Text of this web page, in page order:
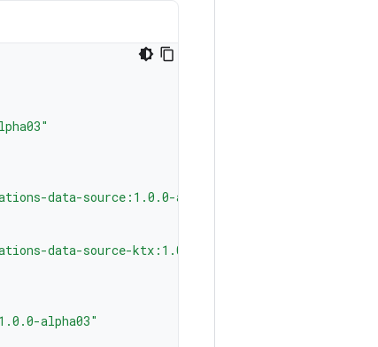
data-source:1.0.0-alpha03"
data-source-ktx:1.0.0-alpha03"
alpha03"